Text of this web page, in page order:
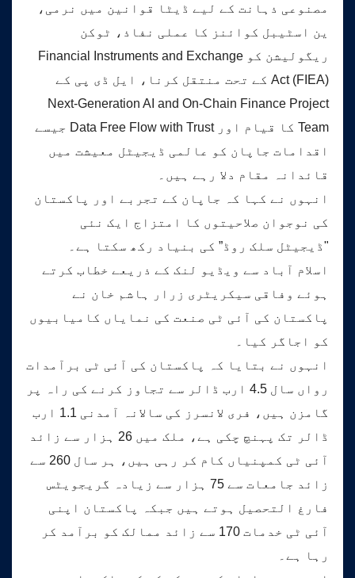
مصنوعی ذہانت کے لیے ڈیٹا قوانین میں نرمی،
ین اسٹیبل کوائنز کا عملی نفاذ، ٹوکن
ریگولیشن کو Financial Instruments and Exchange
Act (FIEA) کے تحت منتقل کرنا، ایل ڈی پی کے
Next-Generation AI and On-Chain Finance Project
Team کا قیام اور Data Free Flow with Trust جیسے
اقدامات جاپان کو عالمی ڈیجیٹل معیشت میں
قائدانہ مقام دلا رہے ہیں۔
انہوں نے کہا کہ جاپان کے تجربے اور پاکستان
کی نوجوان صلاحیتوں کا امتزاج ایک نئی
"ڈیجیٹل سلک روڈ” کی بنیاد رکھ سکتا ہے۔
اسلام آباد سے ویڈیو لنک کے ذریعے خطاب کرتے
ہوئے وفاقی سیکریٹری زرار ہاشم خان نے
پاکستان کی آئی ٹی صنعت کی نمایاں کامیابیوں
کو اجاگر کیا۔
انہوں نے بتایا کہ پاکستان کی آئی ٹی برآمدات
رواں سال 4.5 ارب ڈالر سے تجاوز کرنے کی راہ پر
گامزن ہیں، فری لانسرز کی سالانہ آمدنی 1.1 ارب
ڈالر تک پہنچ چکی ہے، ملک میں 26 ہزار سے زائد
آئی ٹی کمپنیاں کام کر رہی ہیں، ہر سال 260 سے
زائد جامعات سے 75 ہزار سے زیادہ گریجویٹس
فارغ التحصیل ہوتے ہیں جبکہ پاکستان اپنی
آئی ٹی خدمات 170 سے زائد ممالک کو برآمد کر
رہا ہے۔